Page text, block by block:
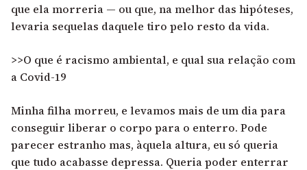
que ela morreria — ou que, na melhor das hipóteses,
levaria sequelas daquele tiro pelo resto da vida.
>>O que é racismo ambiental, e qual sua relação com
a Covid-19
Minha filha morreu, e levamos mais de um dia para
conseguir liberar o corpo para o enterro. Pode
parecer estranho mas, àquela altura, eu só queria
que tudo acabasse depressa. Queria poder enterrar